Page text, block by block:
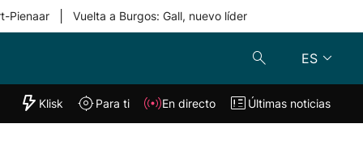
Pienaar Vuelta a Burgos: Gall, nuevo líder
ES
"Helmuga"
Klisk En directo
Klisk Para ti En directo Últimas noticias